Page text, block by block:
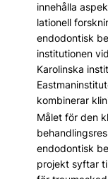
innehålla
lationell
endodontisk
institutionen
Karolinska
kombinerar
Målet för den
endodontisk
projekt syftar